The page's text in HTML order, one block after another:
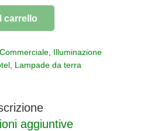
carrello
Commerciale, Illuminazione
Lampade da terra
aggiuntive